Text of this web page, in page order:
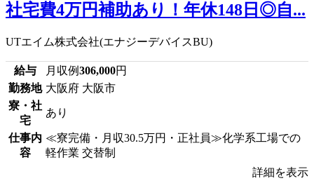
社宅費4万円補助あり！年休148日◎自...
UTエイム株式会社(エナジーデバイスBU)
給与 月収例306,000円
勤務地 大阪府 大阪市
寮・社
宅
あり
仕事内
容
≪寮完備・月収30.5万円・正社員≫化学系工場での
軽作業 交替制
詳細を表示